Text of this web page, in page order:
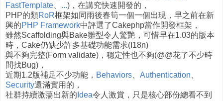
FastTemplate
...)，在講究快速開發的，
PHP的類RoR框架如同雨後春筍一個一個出現，早之前在新
興的PHP Framework中評選了Cakephp當作開發框架，
雖然Scaffolding與Bake雛型令人驚艷，可惜早在1.03的版本
時，Cake仍缺少許多基礎功能需求(I18n)
與不夠完整(Form validate)，穩定性也不夠(@@花了不少時
間找Bug)，
近期1.2版補足不少功能， Behaviors Authentication
Security還滿實用的，
社群持續激蕩出新的 Idea令人激賞，只是核心部份總看不到